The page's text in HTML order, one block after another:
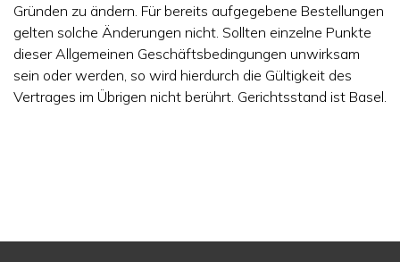
Gründen zu ändern. Für bereits aufgegebene Bestellungen
gelten solche Änderungen nicht. Sollten einzelne Punkte
dieser Allgemeinen Geschäftsbedingungen unwirksam
sein oder werden, so wird hierdurch die Gültigkeit des
Vertrages im Übrigen nicht berührt. Gerichtsstand ist Basel.